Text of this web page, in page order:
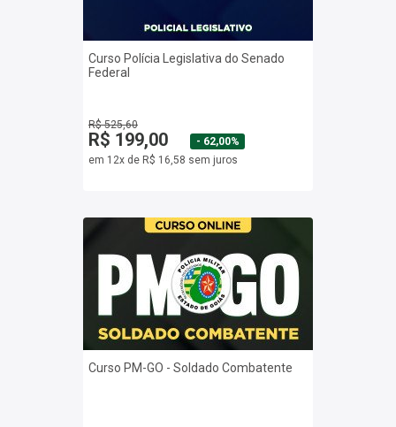
Curso Polícia Legislativa do Senado
Federal
R$ 525,60
R$ 199,00
- 62,00%
em 12x de R$ 16,58 sem juros
Curso PM-GO - Soldado Combatente